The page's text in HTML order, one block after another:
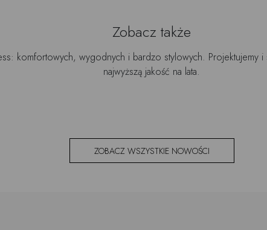
Zobacz także
komfortowych, wygodnych i bardzo stylowych. Projektujemy
najwyższą jakość na lata.
ZOBACZ WSZYSTKIE NOWOŚCI